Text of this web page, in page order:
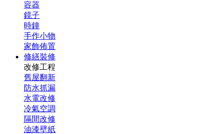
容器
鏡子
時鐘
手作小物
家飾佈置
修繕裝修
改修工程
舊屋翻新
防水抓漏
水電改修
冷氣空調
隔間改修
油漆壁紙